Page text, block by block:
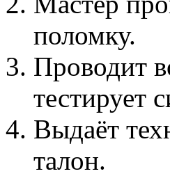
поломку.
Проводит
тестирует
Выдаёт
талон.